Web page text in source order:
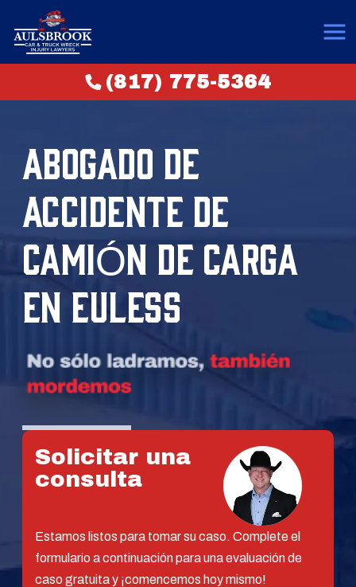
(817) 775-5364
ABOGADO DE
ACCIDENTE DE
CAMIÓN DE CARGA
EN EULESS
Solicitar una
consulta
Estamos listos para tomar su caso. Complete el
formulario a continuación para una evaluación de
caso gratuita y ¡comencemos hoy mismo!